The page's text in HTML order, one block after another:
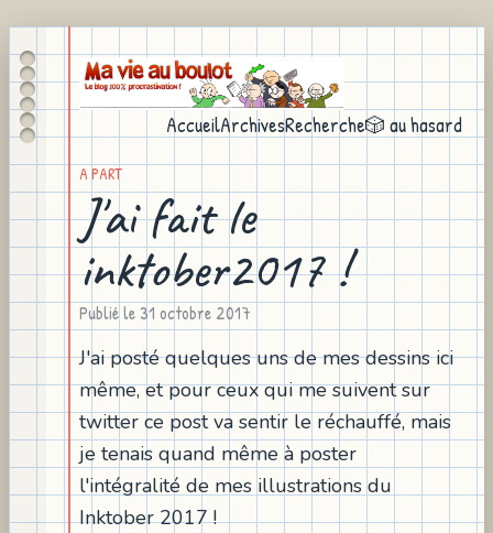
AccueilArchivesRecherche🎲 au hasard
A PART
J'ai fait le
inktober2017 !
Publié le 31 octobre 2017
J'ai posté quelques uns de mes dessins ici
même, et pour ceux qui me suivent sur
twitter ce post va sentir le réchauffé, mais
je tenais quand même à poster
l'intégralité de mes illustrations du
Inktober 2017 !